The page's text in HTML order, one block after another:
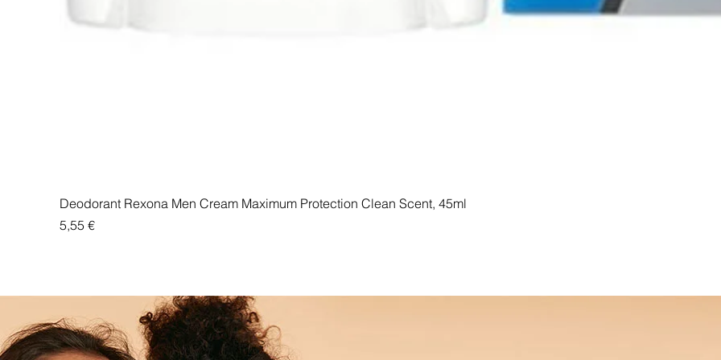
Deodorant Rexona Men Cream Maximum Protection Clean Scent, 45ml
Price
5,55 €